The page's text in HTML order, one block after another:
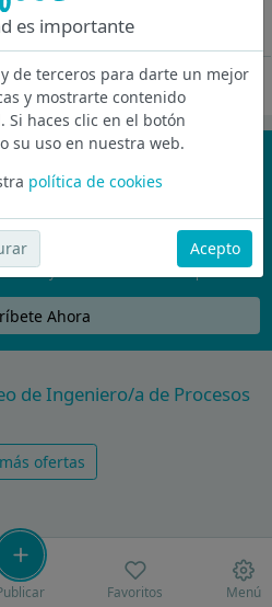
Oferta desactivada
y recibe por email las mejores
nadie y no te vamos a enviar spam
Ahora
de Ingeniero/a de Procesos
ofertas
Favoritos Menú
es importante
de terceros para darte un mejor
y mostrarte contenido
haces clic en el botón
su uso en nuestra web.
política de cookies
Acepto